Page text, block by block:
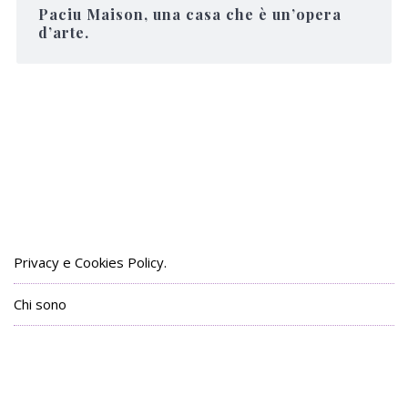
Paciu Maison, una casa che è un’opera
d’arte.
Privacy e Cookies Policy.
Chi sono